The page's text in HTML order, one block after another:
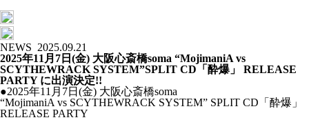
NEWS 2025.09.21
2025年11月7日(金) 大阪心斎橋soma “MojimaniA vs
SCYTHEWRACK SYSTEM”SPLIT CD「酔爆」 RELEASE
PARTY に出演決定!!
●2025年11月7日(金) 大阪心斎橋soma
“MojimaniA vs SCYTHEWRACK SYSTEM” SPLIT CD「酔爆」
RELEASE PARTY